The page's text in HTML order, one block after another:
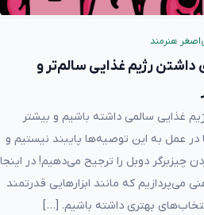
هنرمند
داشتن رژیم غذایی سالم‌تر و
غذایی سالمی داشته باشیم و بیشتر
در عمل به این توصیه‌ها پایبند نیستیم و
دوبل را ترجیح می‌دهیم! در اینجا
می‌پردازیم که مانند ابزارهایی قدرتمند
بهتری داشته باشیم. […]